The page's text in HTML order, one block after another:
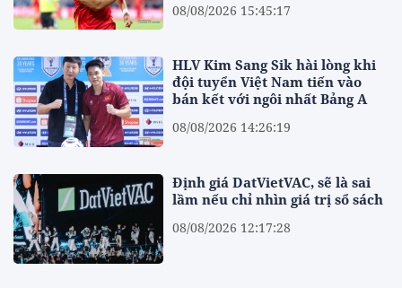
08/08/2026 15:45:17
HLV Kim Sang Sik hài lòng khi
đội tuyển Việt Nam tiến vào
bán kết với ngôi nhất Bảng A
08/08/2026 14:26:19
Định giá DatVietVAC, sẽ là sai
lầm nếu chỉ nhìn giá trị sổ sách
08/08/2026 12:17:28